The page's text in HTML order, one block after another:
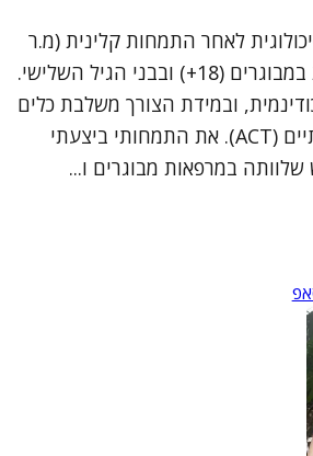
לאחר התמחות קלינית (מ.ר
27-161217), מטפלת במבוגרים (18+) ובבני הגיל השלישי.
ובמידת הצורך משלבת כלים
קוגניטיביים התנהגותיים (ACT). את התמחותי ביצעתי
במרפאות מבוגרים ו...